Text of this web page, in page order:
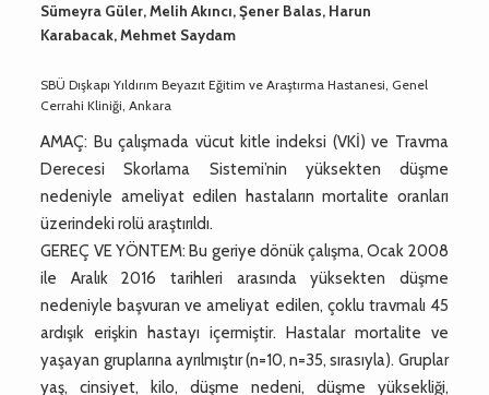
Sümeyra Güler, Melih Akıncı, Şener Balas, Harun
Karabacak, Mehmet Saydam
SBÜ Dışkapı Yıldırım Beyazıt Eğitim ve Araştırma Hastanesi, Genel
Cerrahi Kliniği, Ankara
AMAÇ: Bu çalışmada vücut kitle indeksi (VKİ) ve Travma
Derecesi Skorlama Sistemi’nin yüksekten düşme
nedeniyle ameliyat edilen hastaların mortalite oranları
üzerindeki rolü araştırıldı.
GEREÇ VE YÖNTEM: Bu geriye dönük çalışma, Ocak 2008
ile Aralık 2016 tarihleri arasında yüksekten düşme
nedeniyle başvuran ve ameliyat edilen, çoklu travmalı 45
ardışık erişkin hastayı içermiştir. Hastalar mortalite ve
yaşayan gruplarına ayrılmıştır (n=10, n=35, sırasıyla). Gruplar
yaş, cinsiyet, kilo, düşme nedeni, düşme yüksekliği,